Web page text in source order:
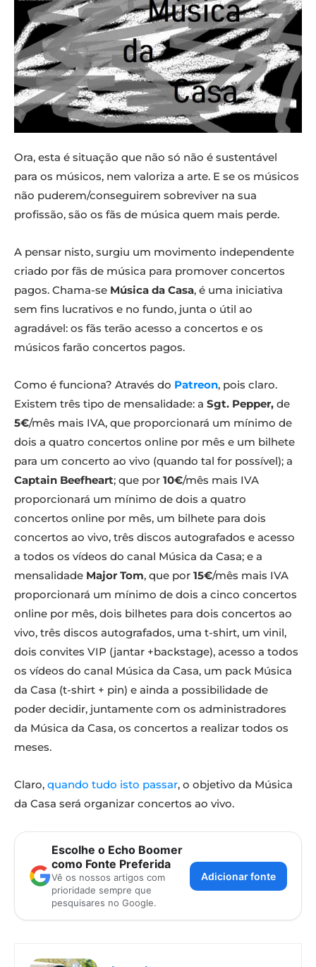
Ora, esta é situação que não só não é sustentável
para os músicos, nem valoriza a arte. E se os músicos
não puderem/conseguirem sobreviver na sua
profissão, são os fãs de música quem mais perde.
A pensar nisto, surgiu um movimento independente
criado por fãs de música para promover concertos
pagos. Chama-se Música da Casa, é uma iniciativa
sem fins lucrativos e no fundo, junta o útil ao
agradável: os fãs terão acesso a concertos e os
músicos farão concertos pagos.
Como é funciona? Através do Patreon, pois claro.
Existem três tipo de mensalidade: a Sgt. Pepper, de
5€/mês mais IVA, que proporcionará um mínimo de
dois a quatro concertos online por mês e um bilhete
para um concerto ao vivo (quando tal for possível); a
Captain Beefheart; que por 10€/mês mais IVA
proporcionará um mínimo de dois a quatro
concertos online por mês, um bilhete para dois
concertos ao vivo, três discos autografados e acesso
a todos os vídeos do canal Música da Casa; e a
mensalidade Major Tom, que por 15€/mês mais IVA
proporcionará um mínimo de dois a cinco concertos
online por mês, dois bilhetes para dois concertos ao
vivo, três discos autografados, uma t-shirt, um vinil,
dois convites VIP (jantar +backstage), acesso a todos
os vídeos do canal Música da Casa, um pack Música
da Casa (t-shirt + pin) e ainda a possibilidade de
poder decidir, juntamente com os administradores
da Música da Casa, os concertos a realizar todos os
meses.
Claro, quando tudo isto passar, o objetivo da Música
da Casa será organizar concertos ao vivo.
Escolhe o Echo Boomer
como Fonte Preferida
Vê os nossos artigos com
prioridade sempre que
pesquisares no Google.
Adicionar fonte